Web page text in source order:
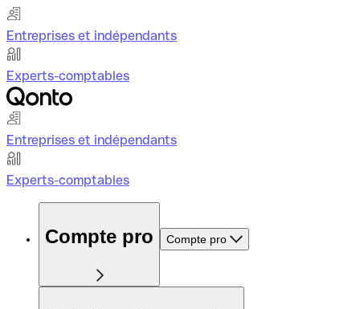
Entreprises et indépendants
Experts-comptables
Entreprises et indépendants
Experts-comptables
Compte pro Compte pro